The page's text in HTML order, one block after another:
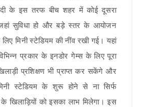
के इस तरफ बीच शहर में कोई दूसरा
सुविधा हो और बड़े स्तर के आयोजन
मिनी स्टेडियम की नींव रखी गई। यहां
प्रकार के इनडोर गेम्स के लिए पूरा
प्रशिक्षण भी प्राप्त कर सकेंगे और
स्टेडियम के शुरू होने से ना सिर्फ
खिलाड़ियों को इसका लाभ मिलेगा। इस